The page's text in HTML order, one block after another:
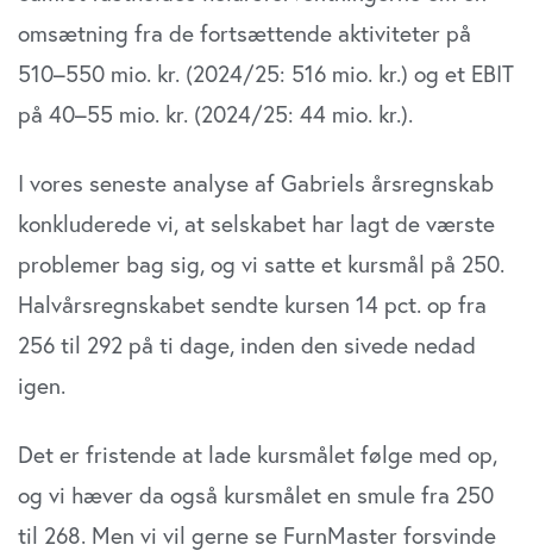
omsætning fra de fortsættende aktiviteter på
510–550 mio. kr. (2024/25: 516 mio. kr.) og et EBIT
på 40–55 mio. kr. (2024/25: 44 mio. kr.).
I vores seneste analyse af Gabriels årsregnskab
konkluderede vi, at selskabet har lagt de værste
problemer bag sig, og vi satte et kursmål på 250.
Halvårsregnskabet sendte kursen 14 pct. op fra
256 til 292 på ti dage, inden den sivede nedad
igen.
Det er fristende at lade kursmålet følge med op,
og vi hæver da også kursmålet en smule fra 250
til 268. Men vi vil gerne se FurnMaster forsvinde